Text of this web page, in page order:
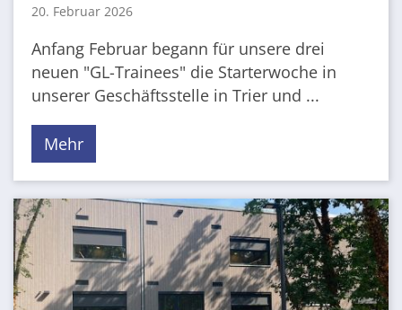
20. Februar 2026
Anfang Februar begann für unsere drei
neuen "GL-Trainees" die Starterwoche in
unserer Geschäftsstelle in Trier und ...
Mehr